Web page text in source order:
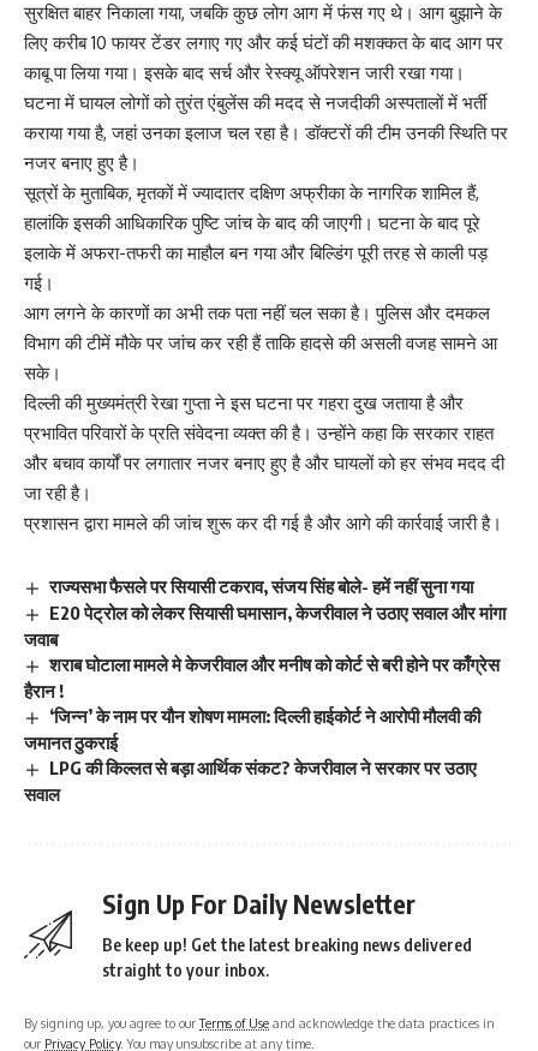
सुरक्षित बाहर निकाला गया, जबकि कुछ लोग आग में फंस गए थे। आग बुझाने के
लिए करीब 10 फायर टेंडर लगाए गए और कई घंटों की मशक्कत के बाद आग पर
काबू पा लिया गया। इसके बाद सर्च और रेस्क्यू ऑपरेशन जारी रखा गया।
घटना में घायल लोगों को तुरंत एंबुलेंस की मदद से नजदीकी अस्पतालों में भर्ती
कराया गया है, जहां उनका इलाज चल रहा है। डॉक्टरों की टीम उनकी स्थिति पर
नजर बनाए हुए है।
सूत्रों के मुताबिक, मृतकों में ज्यादातर दक्षिण अफ्रीका के नागरिक शामिल हैं,
हालांकि इसकी आधिकारिक पुष्टि जांच के बाद की जाएगी। घटना के बाद पूरे
इलाके में अफरा-तफरी का माहौल बन गया और बिल्डिंग पूरी तरह से काली पड़
गई।
आग लगने के कारणों का अभी तक पता नहीं चल सका है। पुलिस और दमकल
विभाग की टीमें मौके पर जांच कर रही हैं ताकि हादसे की असली वजह सामने आ
सके।
दिल्ली की मुख्यमंत्री रेखा गुप्ता ने इस घटना पर गहरा दुख जताया है और
प्रभावित परिवारों के प्रति संवेदना व्यक्त की है। उन्होंने कहा कि सरकार राहत
और बचाव कार्यों पर लगातार नजर बनाए हुए है और घायलों को हर संभव मदद दी
जा रही है।
प्रशासन द्वारा मामले की जांच शुरू कर दी गई है और आगे की कार्रवाई जारी है।
राज्यसभा फैसले पर सियासी टकराव, संजय सिंह बोले- हमें नहीं सुना गया
E20 पेट्रोल को लेकर सियासी घमासान, केजरीवाल ने उठाए सवाल और मांगा
जवाब
शराब घोटाला मामले मे केजरीवाल और मनीष को कोर्ट से बरी होने पर काँग्रेस
हैरान !
‘जिन्न’ के नाम पर यौन शोषण मामला: दिल्ली हाईकोर्ट ने आरोपी मौलवी की
जमानत ठुकराई
LPG की किल्लत से बड़ा आर्थिक संकट? केजरीवाल ने सरकार पर उठाए
सवाल
Sign Up For Daily Newsletter
Be keep up! Get the latest breaking news delivered
straight to your inbox.
By signing up, you agree to ourTerms of Use and acknowledge the data practices in
our Privacy Policy. You may unsubscribe at any time.